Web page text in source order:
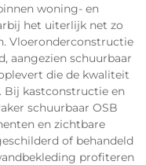
woning- en
het uiterlijk net zo
Vloeronderconstructie
aangezien schuurbaar
die de kwaliteit
Bij kastconstructie en
schuurbaar OSB
en zichtbare
of behandeld
profiteren